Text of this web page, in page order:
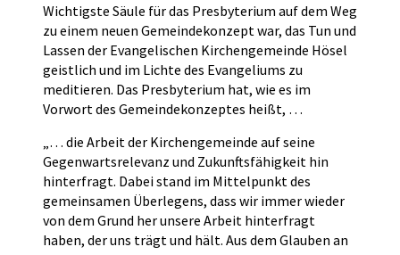
Wichtigste Säule für das Presbyterium auf dem Weg
zu einem neuen Gemeindekonzept war, das Tun und
Lassen der Evangelischen Kirchengemeinde Hösel
geistlich und im Lichte des Evangeliums zu
meditieren. Das Presbyterium hat, wie es im
Vorwort des Gemeindekonzeptes heißt, …
„… die Arbeit der Kirchengemeinde auf seine
Gegenwartsrelevanz und Zukunftsfähigkeit hin
hinterfragt. Dabei stand im Mittelpunkt des
gemeinsamen Überlegens, dass wir immer wieder
von dem Grund her unsere Arbeit hinterfragt
haben, der uns trägt und hält. Aus dem Glauben an